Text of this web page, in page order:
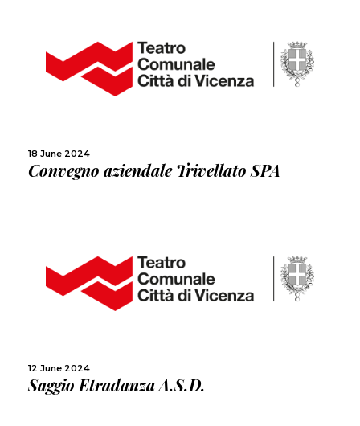
18 June 2024
Convegno aziendale Trivellato SPA
MORE
12 June 2024
Saggio Etradanza A.S.D.
MORE